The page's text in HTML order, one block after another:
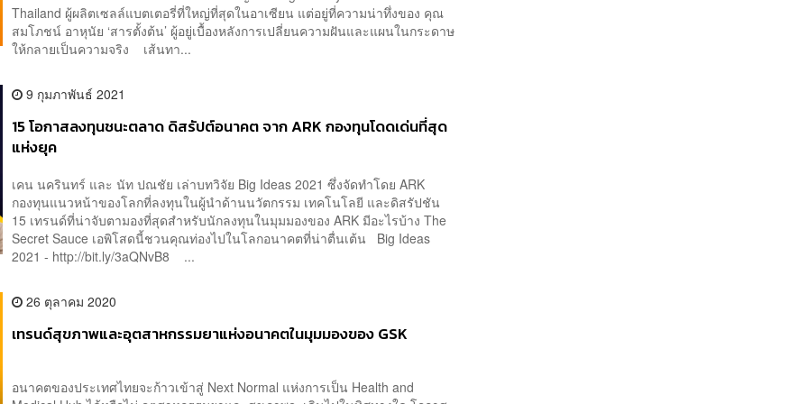
Thailand ผู้ผลิตเซลล์แบตเตอรี่ที่ใหญ่ที่สุดในอาเซียน แต่อยู่ที่ความน่าทึ่งของ คุณ
สมโภชน์ อาหุนัย ‘สารตั้งต้น’ ผู้อยู่เบื้องหลังการเปลี่ยนความฝันและแผนในกระดาษ
ให้กลายเป็นความจริง เส้นทา...
9 กุมภาพันธ์ 2021
15 โอกาสลงทุนชนะตลาด ดิสรัปต์อนาคต จาก ARK กองทุนโดดเด่นที่สุด
แห่งยุค
เคน นครินทร์ และ นัท ปณชัย เล่าบทวิจัย Big Ideas 2021 ซึ่งจัดทำโดย ARK
กองทุนแนวหน้าของโลกที่ลงทุนในผู้นำด้านนวัตกรรม เทคโนโลยี และดิสรัปชัน
15 เทรนด์ที่น่าจับตามองที่สุดสำหรับนักลงทุนในมุมมองของ ARK มีอะไรบ้าง The
Secret Sauce เอพิโสดนี้ชวนคุณท่องไปในโลกอนาคตที่น่าตื่นเต้น Big Ideas
2021 - http://bit.ly/3aQNvB8 ...
26 ตุลาคม 2020
เทรนด์สุขภาพและอุตสาหกรรมยาแห่งอนาคตในมุมมองของ GSK
อนาคตของประเทศไทยจะก้าวเข้าสู่ Next Normal แห่งการเป็น Health and